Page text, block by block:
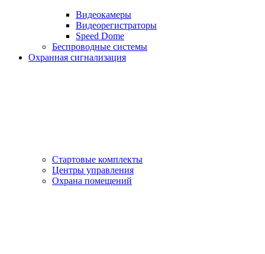
Видеокамеры
Видеорегистраторы
Speed Dome
Беспроводные системы
Охранная сигнализация
Стартовые комплекты
Центры управления
Охрана помещений